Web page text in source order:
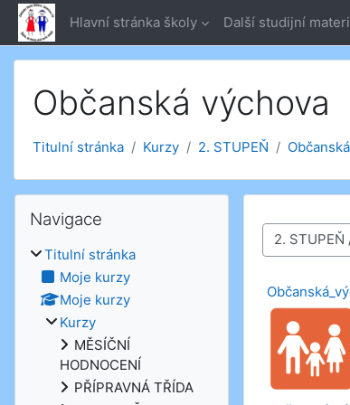
Přejít k hlavnímu obsahu
Hlavní stránka školy Další studijní
Občanská výchova
Titulní stránka Kurzy 2. STUPEŇ
Kategorie kurzů
Navigace
Titulní stránka
Moje kurzy
Moje kurzy
Kurzy
MĚSÍČNÍ
HODNOCENÍ
PŘÍPRAVNÁ TŘÍDA